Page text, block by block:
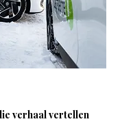
verhaal vertellen